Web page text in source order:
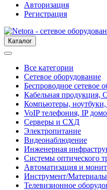
Авторизация
Регистрация
Каталог
Все категории
Сетевое оборудование
Беспроводное сетевое
Кабельная
Компьютеры,
VoIP телефония, IP
Серверы и СХД
Электропитание
Видеонаблюдение
Инженерная
Системы оптического
Автоматизация и
Инструмент/
Телевизионное